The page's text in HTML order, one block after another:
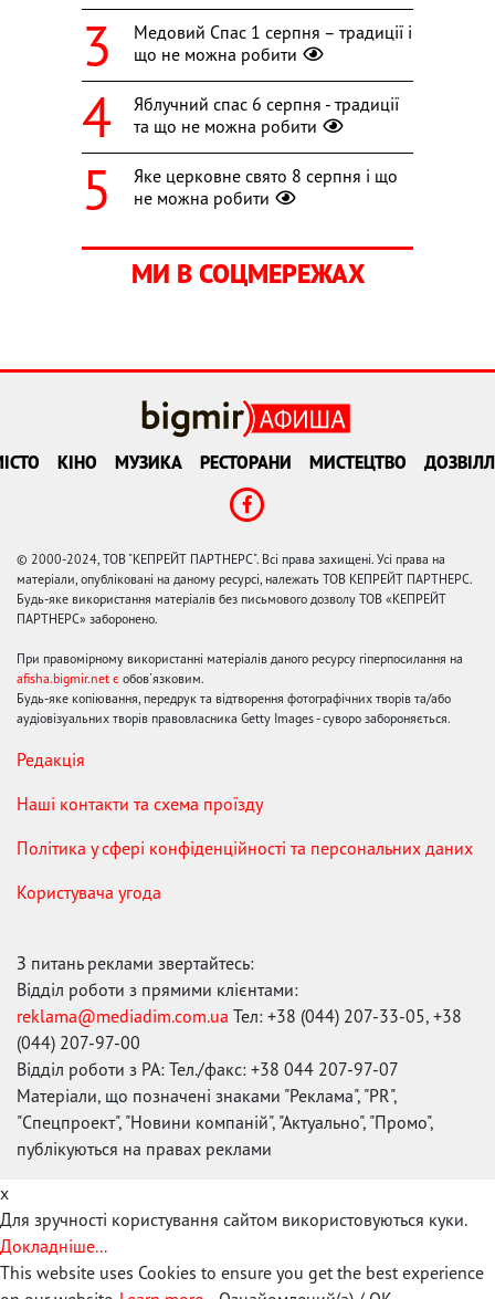
Медовий Спас 1 серпня – традиції і
що не можна робити
Яблучний спас 6 серпня - традиції
та що не можна робити
Яке церковне свято 8 серпня і що
не можна робити
МИ В СОЦМЕРЕЖАХ
КІНО МУЗИКА РЕСТОРАНИ МИСТЕЦТВО
© 2000-2024, ТОВ "КЕПРЕЙТ ПАРТНЕРС". Всі права захищені. Усі права на
матеріали, опубліковані на даному ресурсі, належать ТОВ КЕПРЕЙТ ПАРТНЕРС.
Будь-яке використання матеріалів без письмового дозволу ТОВ «КЕПРЕЙТ
ПАРТНЕРС» заборонено.
При правомірному використанні матеріалів даного ресурсу гіперпосилання на
afisha.bigmir.net є обов'язковим.
Будь-яке копіювання, передрук та відтворення фотографічних творів та/або
аудіовізуальних творів правовласника Getty Images - суворо забороняється.
Редакція
Наші контакти та схема проїзду
Політика у сфері конфіденційності та персональних даних
Користувача угода
З питань реклами звертайтесь:
Відділ роботи з прямими клієнтами:
reklama@mediadim.com.ua Тел: +38 (044) 207-33-05, +38
(044) 207-97-00
Відділ роботи з РА: Тел./факс: +38 044 207-97-07
Матеріали, що позначені знаками "Реклама", "PR",
"Спецпроект", "Новини компаній", "Актуально", "Промо",
публікуються на правах реклами
x
Для зручності користування сайтом використовуються куки.
Докладніше...
This website uses Cookies to ensure you get the best experience